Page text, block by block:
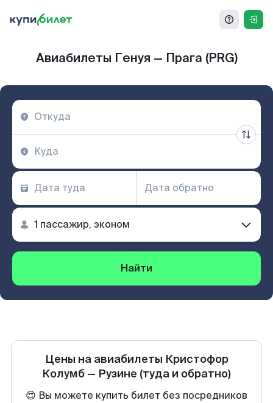
Авиабилеты Генуя — Прага (PRG)
Найти
Цены на авиабилеты Кристофор
Колумб — Рузине (туда и обратно)
😍 Вы можете купить билет без посредников